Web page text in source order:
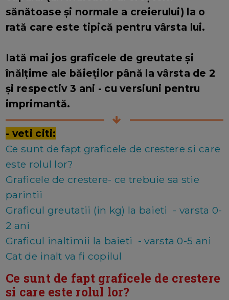
sănătoase și normale a creierului) la o
rată care este tipică pentru vârsta lui.
Iată mai jos graficele de greutate și
înălțime ale băieților până la vârsta de 2
și respectiv 3 ani - cu versiuni pentru
imprimantă.
- veti citi:
Ce sunt de fapt graficele de crestere si care
este rolul lor?
Graficele de crestere- ce trebuie sa stie
parintii
Graficul greutatii (in kg) la baieti - varsta 0-
2 ani
Graficul inaltimii la baieti - varsta 0-5 ani
Cat de inalt va fi copilul
Ce sunt de fapt graficele de crestere
si care este rolul lor?